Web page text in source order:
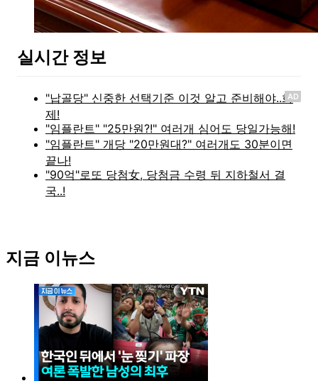
실시간 정보
AD
지금 이뉴스